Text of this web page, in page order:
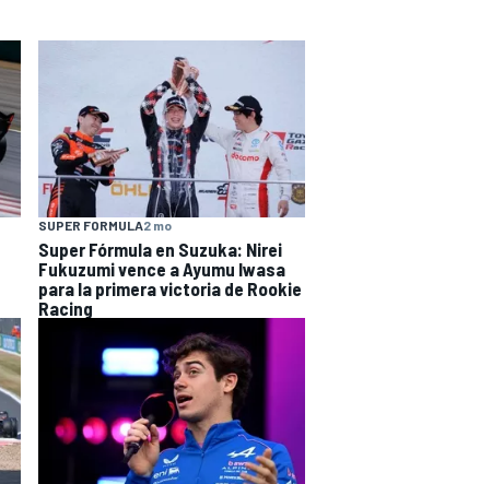
SUPER FORMULA2 mo
Super Fórmula en Suzuka: Nirei
Fukuzumi vence a Ayumu Iwasa
para la primera victoria de Rookie
Racing